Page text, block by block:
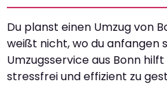
Du planst einen Umzug von
weißt nicht, wo du anfangen
Umzugsservice aus Bonn
stressfrei und effizient zu